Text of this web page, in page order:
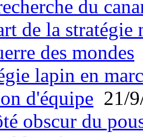
du
de la stratégie
des mondes
lapin en
d'équipe 21/
obscur du